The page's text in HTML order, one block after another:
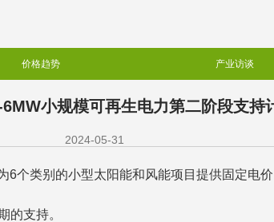
价格趋势 产业访谈
小规模可再生电力第二阶段支持
2024-05-31
个类别的小型太阳能和风能项目提供固定电
的支持。